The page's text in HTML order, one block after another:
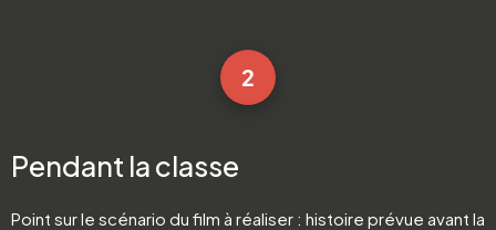
2
Pendant la classe
Point sur le scénario du film à réaliser : histoire prévue avant la